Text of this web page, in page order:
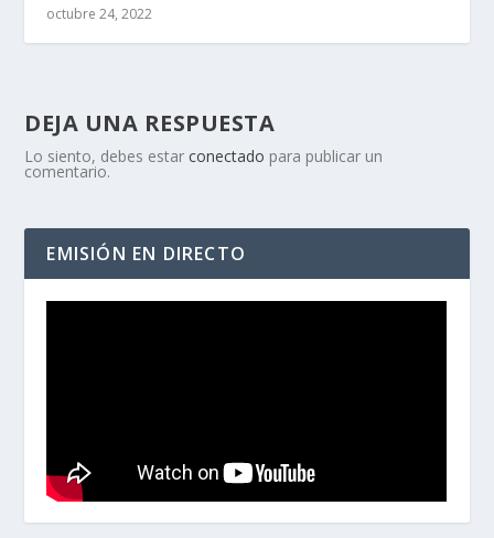
octubre 24, 2022
DEJA UNA RESPUESTA
Lo siento, debes estarconectado para publicar un
comentario.
EMISIÓN EN DIRECTO